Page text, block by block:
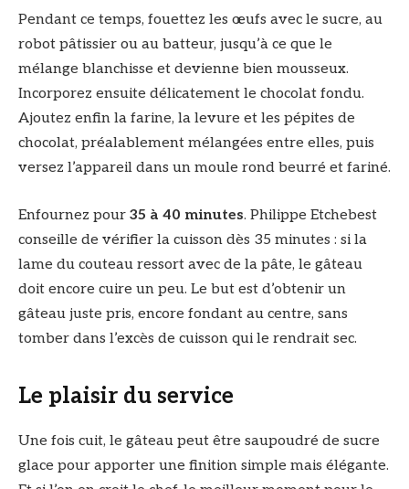
Pendant ce temps, fouettez les œufs avec le sucre, au
robot pâtissier ou au batteur, jusqu’à ce que le
mélange blanchisse et devienne bien mousseux.
Incorporez ensuite délicatement le chocolat fondu.
Ajoutez enfin la farine, la levure et les pépites de
chocolat, préalablement mélangées entre elles, puis
versez l’appareil dans un moule rond beurré et fariné.
Enfournez pour 35 à 40 minutes. Philippe Etchebest
conseille de vérifier la cuisson dès 35 minutes : si la
lame du couteau ressort avec de la pâte, le gâteau
doit encore cuire un peu. Le but est d’obtenir un
gâteau juste pris, encore fondant au centre, sans
tomber dans l’excès de cuisson qui le rendrait sec.
Le plaisir du service
Une fois cuit, le gâteau peut être saupoudré de sucre
glace pour apporter une finition simple mais élégante.